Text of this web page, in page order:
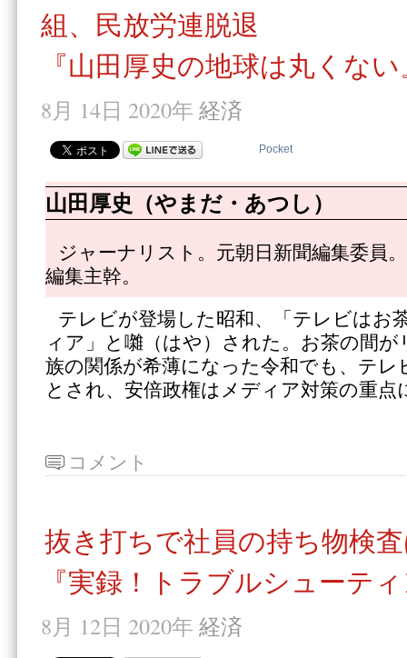
組、民放労連脱退
『山田厚史の地球は丸くな
8月 14日 2020年 経済
Pocket
山田厚史（やまだ・あつし）
ジャーナリスト。元朝日新聞編集委員
編集主幹。
テレビが登場した昭和、「テレビはお
ィア」と囃（はや）された。お茶の間
族の関係が希薄になった令和でも、テレ
とされ、安倍政権はメディア対策の重点
コメント
抜き打ちで社員の持ち物検
『実録！トラブルシューテ
8月 12日 2020年 経済